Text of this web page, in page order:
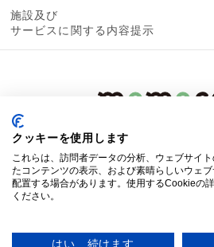
施設及び
サービスに関する内容提示
クッキーを使用します
これらは、訪問者データの分析、ウェブサイ
たコンテンツの表示、および素晴らしいウェ
配置する場合があります。使用するCookieの
ください。
はい、続けます